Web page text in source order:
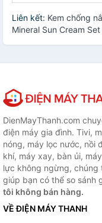
Liên kết: Kem chống
Mineral Sun Cream
DienMayThanh.com
điện máy gia đình. Tivi,
nóng, máy lọc nước, nồi
khí, máy xay, bàn ủi,
lực không ngừng, chúng
giúp bạn có thể so sánh
tôi không bán hàng.
VỀ ĐIỆN MÁY THANH